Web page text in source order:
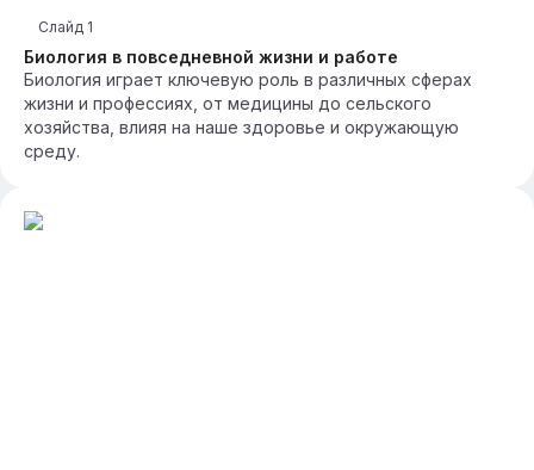
Биология в повседневной жизни и работе
Слайд 1
Биология играет ключевую роль в различных сферах
жизни и профессиях, от медицины до сельского
хозяйства, влияя на наше здоровье и окружающую
среду.